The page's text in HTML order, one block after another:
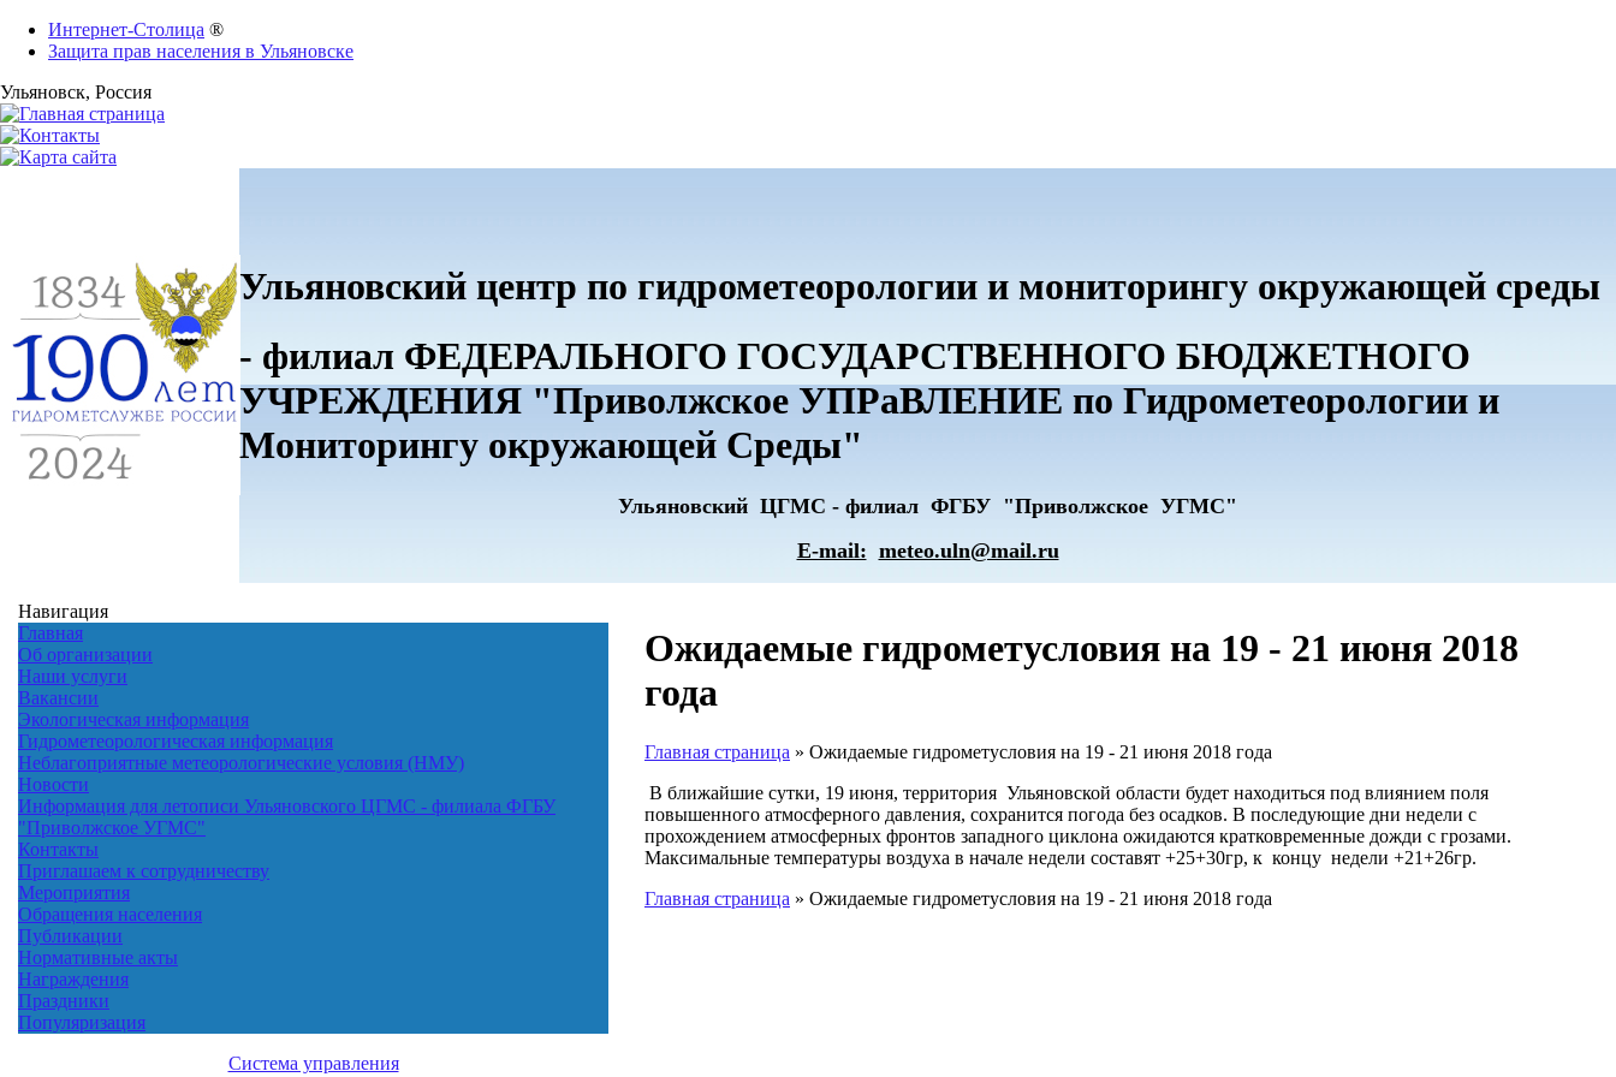
Интернет-Столица ®
Защита прав населения в Ульяновске
Ульяновск, Россия
Ульяновский центр по гидрометеорологии и мониторингу окружающей среды
- филиал ФЕДЕРАЛЬНОГО ГОСУДАРСТВЕННОГО БЮДЖЕТНОГО
УЧРЕЖДЕНИЯ "Приволжское УПРаВЛЕНИЕ по Гидрометеорологии и
Мониторингу окружающей Среды"
Ульяновский ЦГМС - филиал ФГБУ "Приволжское УГМС"
E-mail: meteo.uln@mail.ru
Навигация
Главная
Об организации
Наши услуги
Вакансии
Экологическая информация
Гидрометеорологическая информация
Неблагоприятные метеорологические условия (НМУ)
Новости
Информация для летописи Ульяновского ЦГМС - филиала ФГБУ
"Приволжское УГМС"
Контакты
Приглашаем к сотрудничеству
Мероприятия
Обращения населения
Публикации
Нормативные акты
Награждения
Праздники
Популяризация
Система управления
Ожидаемые гидрометусловия на 19 - 21 июня 2018
года
Главная страница » Ожидаемые гидрометусловия на 19 - 21 июня 2018 года
В ближайшие сутки, 19 июня, территория Ульяновской области будет находиться под влиянием поля
повышенного атмосферного давления, сохранится погода без осадков. В последующие дни недели с
прохождением атмосферных фронтов западного циклона ожидаются кратковременные дожди с грозами.
Максимальные температуры воздуха в начале недели составят +25+30гр, к концу недели +21+26гр.
Главная страница » Ожидаемые гидрометусловия на 19 - 21 июня 2018 года